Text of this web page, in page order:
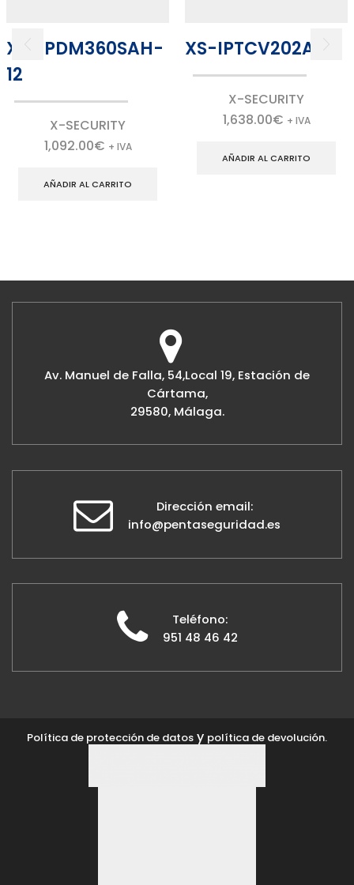
XS-IPDM360SAH-
12
X-SECURITY
1,092.00€ + IVA
AÑADIR AL CARRITO
XS-IPTCV202A-2
X-SECURITY
1,638.00€ + IVA
AÑADIR AL CARRITO
Av. Manuel de Falla, 54,Local 19, Estación de
Cártama,
29580, Málaga.
Dirección email:
info@pentaseguridad.es
Teléfono:
951 48 46 42
Política de protección de datos y política de devolución.